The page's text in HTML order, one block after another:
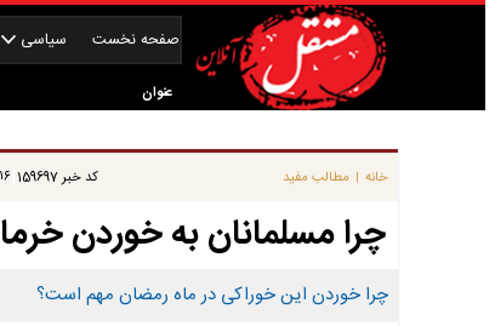
صفحه نخست سیاسی
عنوان
خانه | مطالب مفید کد خبر159697
چرا مسلمانان به خوردن
چرا خوردن این خوراکی در ماه رمضان مهم است؟